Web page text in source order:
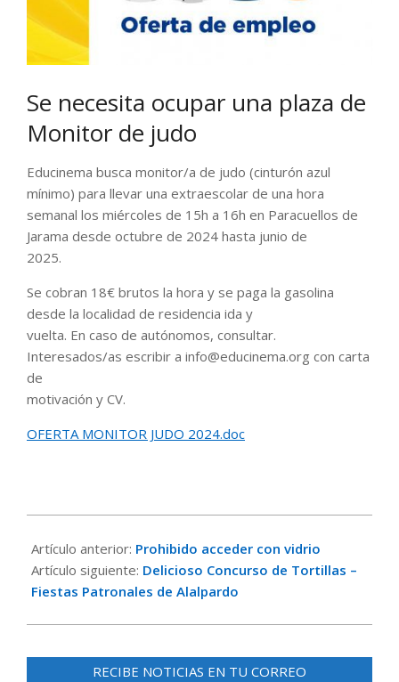
Se necesita ocupar una plaza de
Monitor de judo
Educinema busca monitor/a de judo (cinturón azul
mínimo) para llevar una extraescolar de una hora
semanal los miércoles de 15h a 16h en Paracuellos de
Jarama desde octubre de 2024 hasta junio de
2025.
Se cobran 18€ brutos la hora y se paga la gasolina
desde la localidad de residencia ida y
vuelta. En caso de autónomos, consultar.
Interesados/as escribir a info@educinema.org con carta
de
motivación y CV.
OFERTA MONITOR JUDO 2024.doc
08-
22
Artículo anterior: Prohibido acceder con vidrio
Artículo siguiente: Delicioso Concurso de Tortillas –
Fiestas Patronales de Alalpardo
RECIBE NOTICIAS EN TU CORREO